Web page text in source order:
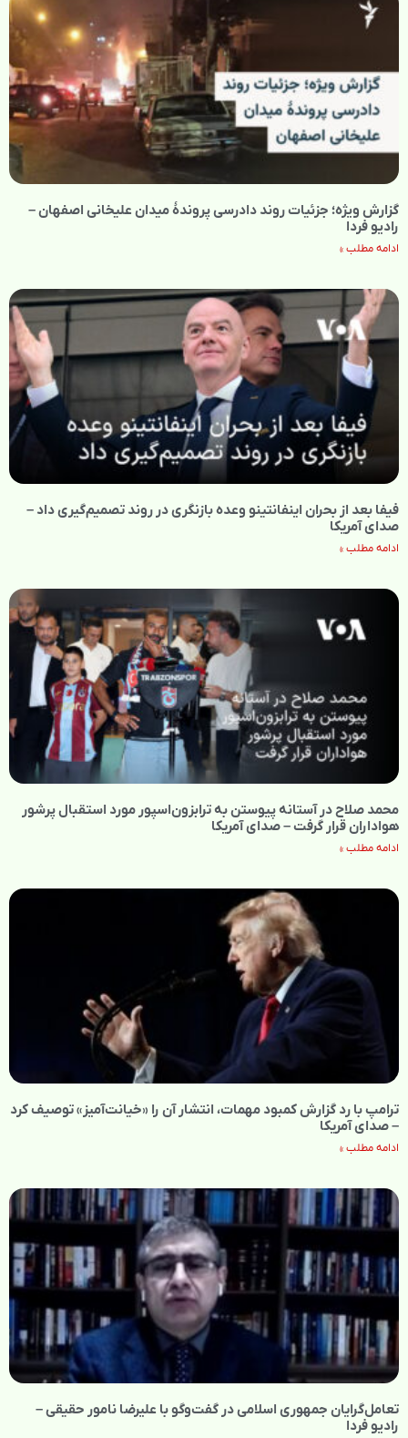
گزارش ویژه؛ جزئیات روند دادرسی پروندهٔ میدان علیخانی اصفهان –
رادیو فردا
ادامه مطلب »
فیفا بعد از بحران اینفانتینو وعده بازنگری در روند تصمیم‌گیری داد –
صدای آمریکا
ادامه مطلب »
محمد صلاح در آستانه پیوستن به ترابزون‌اسپور مورد استقبال پرشور
هواداران قرار گرفت – صدای آمریکا
ادامه مطلب »
ترامپ با رد گزارش کمبود مهمات، انتشار آن را «خیانت‌آمیز» توصیف کرد
– صدای آمریکا
ادامه مطلب »
تعامل‌گرایان جمهوری اسلامی در گفت‌وگو با علیرضا نامور حقیقی –
رادیو فردا